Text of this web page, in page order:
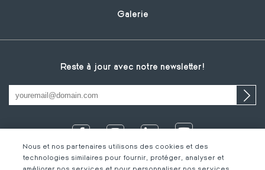
Galerie
Reste à jour avec notre newsletter!
Nous et nos partenaires utilisons des cookies et des
technologies similaires pour fournir, protéger, analyser et